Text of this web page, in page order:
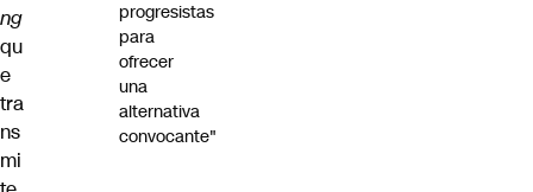
ng
qu
e
tra
ns
mi
progresistas
para
ofrecer
una
alternativa
convocante"